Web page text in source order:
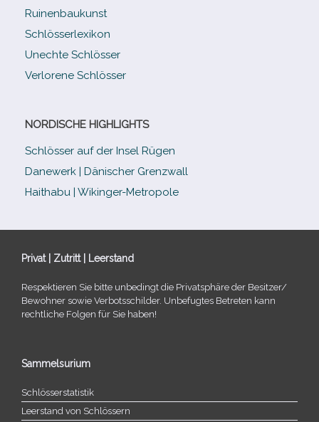
Ruinenbaukunst
Schlösserlexikon
Unechte Schlösser
Verlorene Schlösser
NORDISCHE HIGHLIGHTS
Schlösser auf der Insel Rügen
Danewerk | Dänischer Grenzwall
Haithabu | Wikinger-Metropole
Privat | Zutritt | Leerstand
Respektieren Sie bitte unbe­dingt die Privatsphäre der Besitzer/​
Bewohner sowie Verbotsschilder. Unbefugtes Betreten kann
recht­li­che Folgen für Sie haben!
Sammelsurium
Schlösserstatistik
Leerstand von Schlössern